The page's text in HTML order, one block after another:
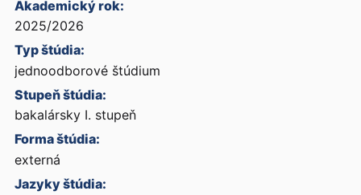
Akademický rok:
2025/2026
Typ štúdia:
jednoodborové štúdium
Stupeň štúdia:
bakalársky I. stupeň
Forma štúdia:
externá
Jazyky štúdia: